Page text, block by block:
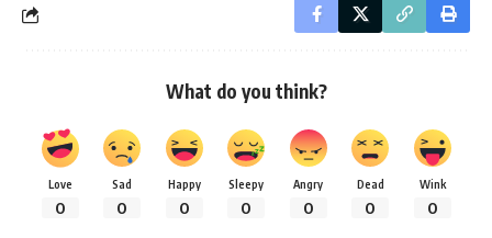
What do you think?
Love
0
Sad
0
Happy
0
Sleepy
0
Angry
0
Dead
0
Wink
0